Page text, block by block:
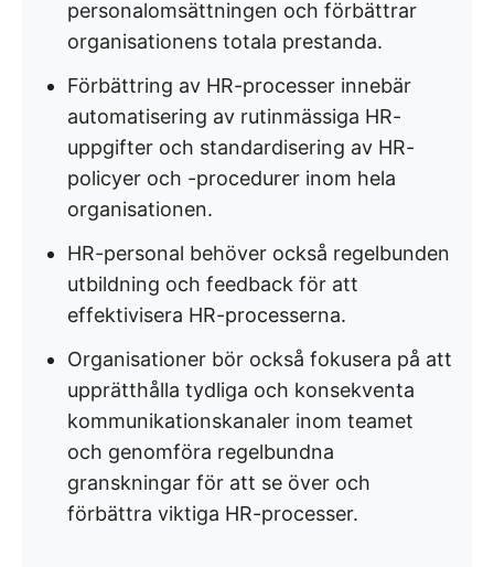
personalomsättningen och förbättrar
organisationens totala prestanda.
Förbättring av HR-processer innebär
automatisering av rutinmässiga HR-
uppgifter och standardisering av HR-
policyer och -procedurer inom hela
organisationen.
HR-personal behöver också regelbunden
utbildning och feedback för att
effektivisera HR-processerna.
Organisationer bör också fokusera på att
upprätthålla tydliga och konsekventa
kommunikationskanaler inom teamet
och genomföra regelbundna
granskningar för att se över och
förbättra viktiga HR-processer.